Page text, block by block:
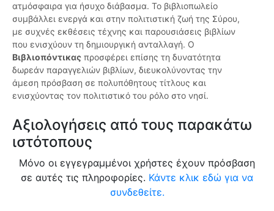
ατμόσφαιρα για ήσυχο διάβασμα. Το βιβλιοπωλείο
συμβάλλει ενεργά και στην πολιτιστική ζωή της Σύρου,
με συχνές εκθέσεις τέχνης και παρουσιάσεις βιβλίων
που ενισχύουν τη δημιουργική ανταλλαγή. Ο
Βιβλιοπόντικας προσφέρει επίσης τη δυνατότητα
δωρεάν παραγγελιών βιβλίων, διευκολύνοντας την
άμεση πρόσβαση σε πολυπόθητους τίτλους και
ενισχύοντας τον πολιτιστικό του ρόλο στο νησί.
Αξιολογήσεις από τους παρακάτω
ιστότοπους
Μόνο οι εγγεγραμμένοι χρήστες έχουν πρόσβαση
σε αυτές τις πληροφορίες. Κάντε κλικ εδώ για να
συνδεθείτε.